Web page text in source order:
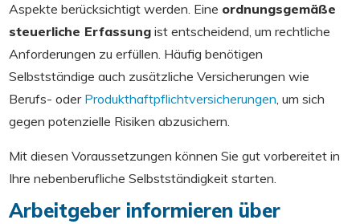
Aspekte berücksichtigt werden. Eine ordnungsgemäße
steuerliche Erfassung ist entscheidend, um rechtliche
Anforderungen zu erfüllen. Häufig benötigen
Selbstständige auch zusätzliche Versicherungen wie
Berufs- oder Produkthaftpflichtversicherungen, um sich
gegen potenzielle Risiken abzusichern.
Mit diesen Voraussetzungen können Sie gut vorbereitet in
Ihre nebenberufliche Selbstständigkeit starten.
Arbeitgeber informieren über